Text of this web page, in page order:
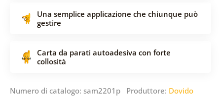
Una semplice applicazione che chiunque può
gestire
Carta da parati autoadesiva con forte
collosità
Numero di catalogo: sam2201p Produttore: Dovido